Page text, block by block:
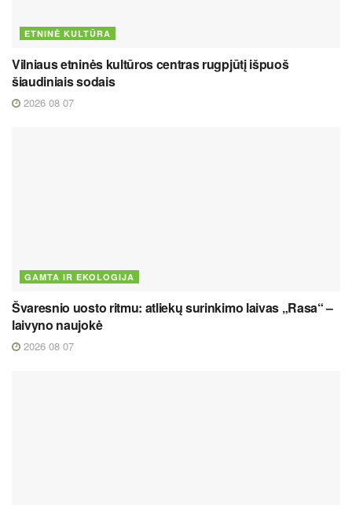
ETNINĖ KULTŪRA
Vilniaus etninės kultūros centras rugpjūtį išpuoš
šiaudiniais sodais
2026 08 07
GAMTA IR EKOLOGIJA
Švaresnio uosto ritmu: atliekų surinkimo laivas „Rasa“ –
laivyno naujokė
2026 08 07